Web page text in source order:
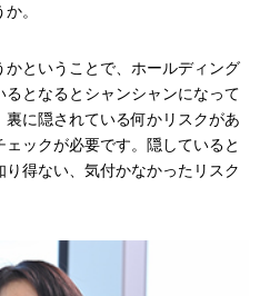
。
ということで、ホールディング
となるとシャンシャンになって
に隠されている何かリスクがあ
ックが必要です。隠していると
得ない、気付かなかったリスク